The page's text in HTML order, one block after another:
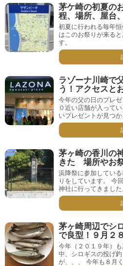
茅ケ崎の初夏の
程、場所、屋台
初夏に行われる毎年
はこのお祭りが来る
す。
ラゾーナ川崎で
う！アクセスと
今年の父の日のプレ
０近い店舗が入って
いプレゼントが見つ
茅ヶ崎の香川の
きた 場所やお
浜降祭に参加してい
りをしています。 今
神社に行ってきました
茅ヶ崎周辺でシ
で良型！９月２
今年（２０１９年）
中、シロギスの投げ
が、、、 今年も８月